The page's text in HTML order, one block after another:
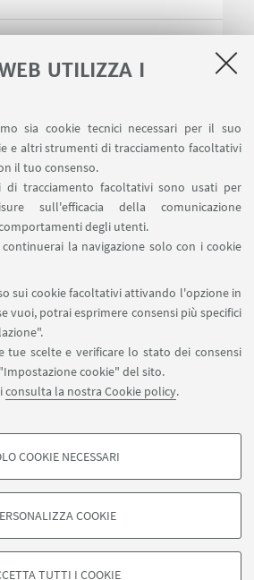
UTILIZZA I
sia cookie tecnici necessari per il suo
e altri strumenti di tracciamento facoltativi
il tuo consenso.
tracciamento facoltativi sono usati per
sull'efficacia della comunicazione
degli utenti.
la navigazione solo con i cookie
sui cookie facoltativi attivando l'opzione in
vuoi, potrai esprimere consensi più specifici
tue scelte e verificare lo stato dei consensi
cookie" del sito.
consulta la nostra Cookie policy.
- FACOLTATIVI
base al loro comportamento sul sito, per analisi
COOKIE NECESSARI
COOKIE
TUTTI I COOKIE
Deep Learning, Natural Language
LINK UTILI
Area riservata
SEGUI UNIBO SU:
APP:
MATER STUDIORUM - Università di
- 40126 Bologna - PI: 01131710376 - CF:
80007010376
Informazioni sul sito e accessibilità
Cookie